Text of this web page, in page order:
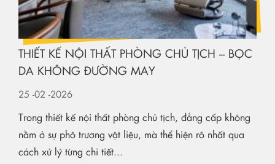
THIẾT KẾ NỘI THẤT PHÒNG CHỦ TỊCH – BỌC
DA KHÔNG ĐƯỜNG MAY
25 -02 -2026
Trong thiết kế nội thất phòng chủ tịch, đẳng cấp không
nằm ở sự phô trương vật liệu, mà thể hiện rõ nhất qua
cách xử lý từng chi tiết...